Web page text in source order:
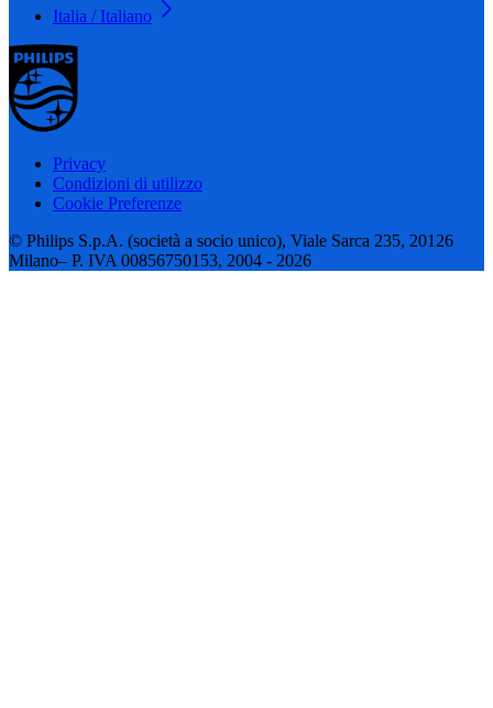
Italia / Italiano
Privacy
Condizioni di utilizzo
Cookie Preferenze
© Philips S.p.A. (società a socio unico), Viale Sarca 235, 20126
Milano– P. IVA 00856750153, 2004 - 2026